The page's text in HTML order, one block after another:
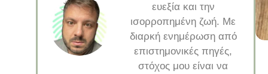
ευεξία και την
ισορροπημένη ζωή. Με
διαρκή ενημέρωση από
επιστημονικές πηγές,
στόχος μου είναι να